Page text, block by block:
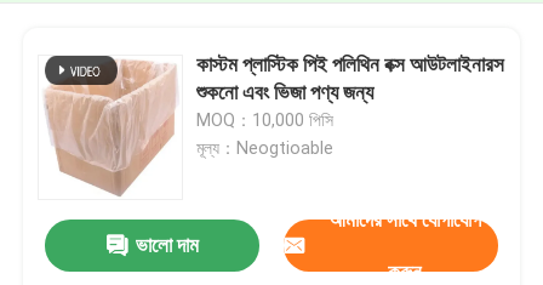
কাস্টম প্লাস্টিক পিই পলিথিন বক্স আউটলাইনারস
শুকনো এবং ভিজা পণ্য জন্য
MOQ：10,000 পিসি
মূল্য：Neogtioable
ভালো দাম
আমাদের সাথে যোগাযোগ
করুন